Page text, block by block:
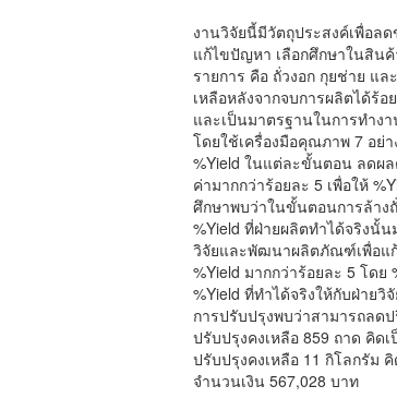
งานวิจัยนี้มีวัตถุประสงค์เพื่อล
แก้ไขปัญหา เลือกศึกษาในสิน
รายการ คือ ถั่วงอก กุยช่าย แ
เหลือหลังจากจบการผลิตได้ร้
และเป็นมาตรฐานในการทำง
โดยใช้เครื่องมือคุณภาพ 7 อย่
%Yield ในแต่ละขั้นตอน ลดผ
ค่ามากกว่าร้อยละ 5 เพื่อให้
ศึกษาพบว่าในขั้นตอนการล้าง
%Yield ที่ฝ่ายผลิตทำได้จริงนั้น
วิจัยและพัฒนาผลิตภัณฑ์เพื่อแ
%Yield มากกว่าร้อยละ 5 โด
%Yield ที่ทำได้จริงให้กับฝ่าย
การปรับปรุงพบว่าสามารถลด
ปรับปรุงคงเหลือ 859 ถาด คิด
ปรับปรุงคงเหลือ 11 กิโลกรัม
จำนวนเงิน 567,028 บาท